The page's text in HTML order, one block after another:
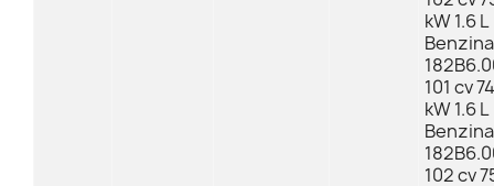
kW 1.6 L
Benzina
101 cv 74
kW 1.6 L
Benzina
102 cv